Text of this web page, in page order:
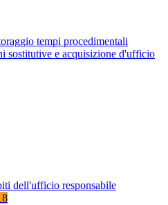
tempi procedimentali
sostitutive e acquisizione d'ufficio
dell'ufficio responsabile